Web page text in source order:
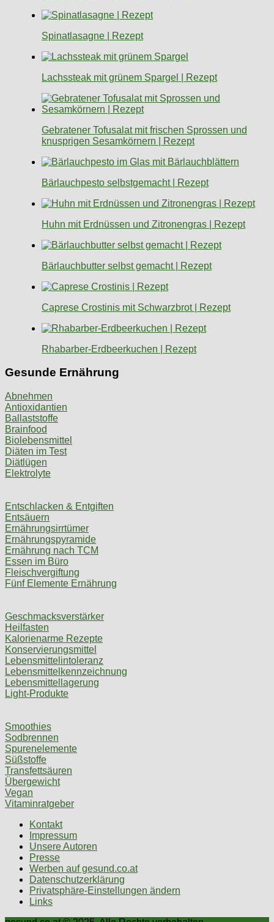
Spinatlasagne | Rezept
Lachssteak mit grünem Spargel | Rezept
Gebratener Tofusalat mit frischen Sprossen und
knusprigen Sesamkörnern | Rezept
Bärlauchpesto selbstgemacht | Rezept
Huhn mit Erdnüssen und Zitronengras | Rezept
Bärlauchbutter selbst gemacht | Rezept
Caprese Crostinis mit Schwarzbrot | Rezept
Rhabarber-Erdbeerkuchen | Rezept
Gesunde Ernährung
Abnehmen
Antioxidantien
Ballaststoffe
Brainfood
Biolebensmittel
Diäten im Test
Diätlügen
Elektrolyte
Entschlacken & Entgiften
Entsäuern
Ernährungsirrtümer
Ernährungspyramide
Ernährung nach TCM
Essen im Büro
Fleischvergiftung
Fünf Elemente Ernährung
Geschmacksverstärker
Heilfasten
Kalorienarme Rezepte
Konservierungsmittel
Lebensmittelintoleranz
Lebensmittelkennzeichnung
Lebensmittellagerung
Light-Produkte
Smoothies
Sodbrennen
Spurenelemente
Süßstoffe
Transfettsäuren
Übergewicht
Vegan
Vitaminratgeber
Kontakt
Impressum
Unsere Autoren
Presse
Werben auf gesund.co.at
Datenschutzerklärung
Privatsphäre-Einstellungen ändern
Links